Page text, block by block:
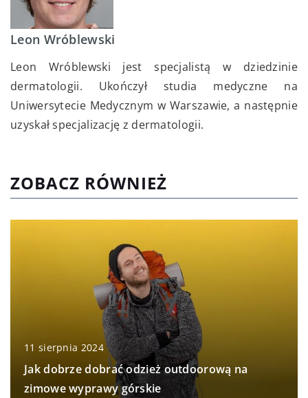
Leon Wróblewski
Leon Wróblewski jest specjalistą w dziedzinie
dermatologii. Ukończył studia medyczne na
Uniwersytecie Medycznym w Warszawie, a następnie
uzyskał specjalizację z dermatologii.
ZOBACZ RÓWNIEŻ
11 sierpnia 2024
Jak dobrze dobrać odzież outdoorową na
zimowe wyprawy górskie